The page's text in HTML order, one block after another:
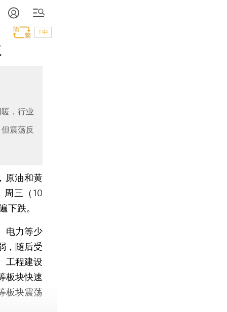
T中
，行业
震荡反
原油和黄
周三（10
下跌。
电力等少
，随后受
工程建设
板块快速
板块震荡